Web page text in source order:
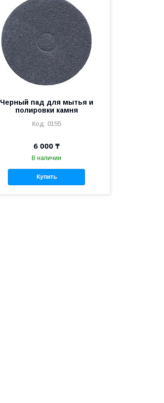
Черный пад для мытья и
полировки камня
0155
6 000 ₸
В наличии
Купить